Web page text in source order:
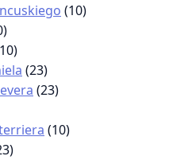
(10)
(23)
(23)
(10)